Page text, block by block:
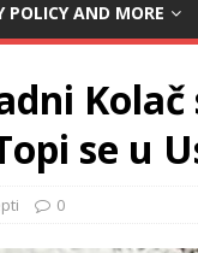
POLICY AND MORE
Kolač
se u
0